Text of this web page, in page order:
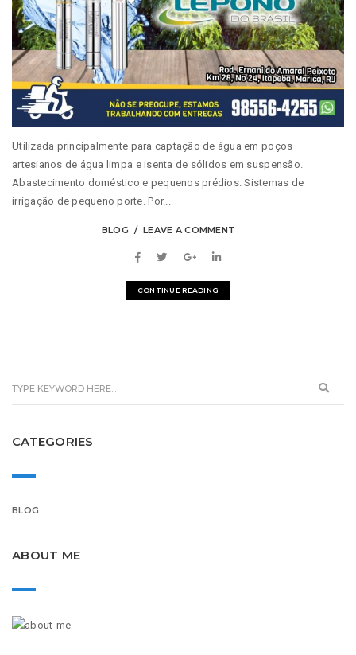
Utilizada principalmente para captação de água em poços
artesianos de água limpa e isenta de sólidos em suspensão.
Abastecimento doméstico e pequenos prédios. Sistemas de
irrigação de pequeno porte. Por...
BLOG LEAVE A COMMENT
CONTINUE READING
CATEGORIES
BLOG
ABOUT ME